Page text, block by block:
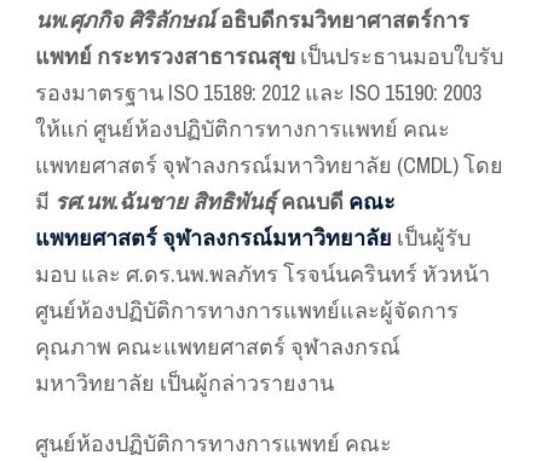
นพ.ศุภกิจ ศิริลักษณ์อธิบดีกรมวิทยาศาสตร์การ
แพทย์ กระทรวงสาธารณสุข เป็นประธานมอบใบรับ
รองมาตรฐาน ISO 15189: 2012 และ ISO 15190: 2003
ให้แก่ ศูนย์ห้องปฏิบัติการทางการแพทย์ คณะ
แพทยศาสตร์ จุฬาลงกรณ์มหาวิทยาลัย (CMDL) โดย
มี รศ.นพ.ฉันชาย สิทธิพันธุ์คณบดี คณะ
แพทยศาสตร์ จุฬาลงกรณ์มหาวิทยาลัย เป็นผู้รับ
มอบ และ ศ.ดร.นพ.พลภัทร โรจน์นครินทร์ หัวหน้า
ศูนย์ห้องปฏิบัติการทางการแพทย์และผู้จัดการ
คุณภาพ คณะแพทยศาสตร์ จุฬาลงกรณ์
มหาวิทยาลัย เป็นผู้กล่าวรายงาน
ศูนย์ห้องปฏิบัติการทางการแพทย์ คณะ